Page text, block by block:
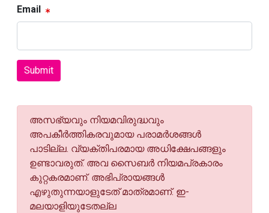
Email
Submit
അസഭ്യവും നിയമവിരുദ്ധവും
അപകീര്‍ത്തികരവുമായ പരാമര്‍ശങ്ങള്‍
പാടില്ല. വ്യക്തിപരമായ അധിക്ഷേപങ്ങളും
ഉണ്ടാവരുത്. അവ സൈബര്‍ നിയമപ്രകാരം
കുറ്റകരമാണ്. അഭിപ്രായങ്ങള്‍
എഴുതുന്നയാളുടേത് മാത്രമാണ്. ഇ-
മലയാളിയുടേതല്ല